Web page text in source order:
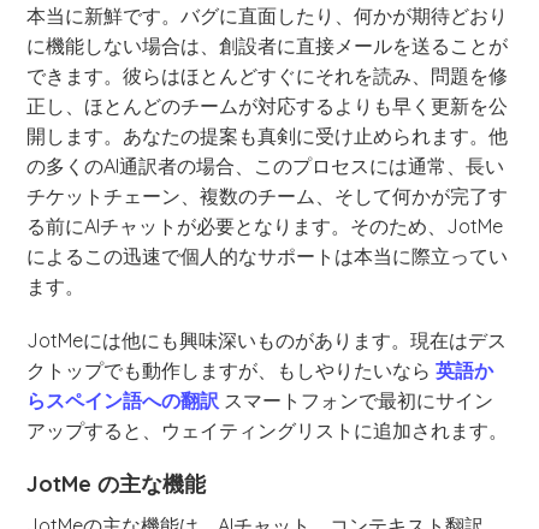
本当に新鮮です。バグに直面したり、何かが期待どおり
に機能しない場合は、創設者に直接メールを送ることが
できます。彼らはほとんどすぐにそれを読み、問題を修
正し、ほとんどのチームが対応するよりも早く更新を公
開します。あなたの提案も真剣に受け止められます。他
の多くのAI通訳者の場合、このプロセスには通常、長い
チケットチェーン、複数のチーム、そして何かが完了す
る前にAIチャットが必要となります。そのため、JotMe
によるこの迅速で個人的なサポートは本当に際立ってい
ます。
JotMeには他にも興味深いものがあります。現在はデス
クトップでも動作しますが、もしやりたいなら 英語か
らスペイン語への翻訳 スマートフォンで最初にサイン
アップすると、ウェイティングリストに追加されます。
JotMe の主な機能